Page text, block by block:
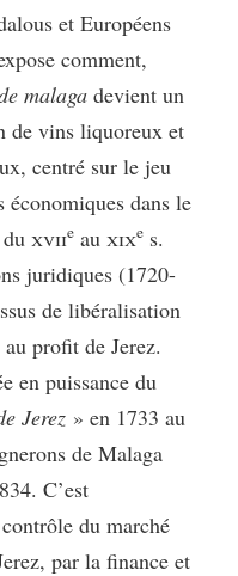
et Européens
comment,
malaga devient un
de vins liquoreux et
centré sur le jeu
dans le
xviie au xixe s.
juridiques (1720-
de libéralisation
profit de Jerez.
en puissance du
Jerez » en 1733 au
de Malaga
C’est
du marché
par la finance et